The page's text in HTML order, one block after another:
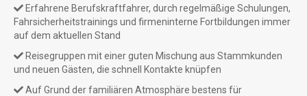
Erfahrene Berufskraftfahrer, durch regelmäßige Schulungen,
Fahrsicherheitstrainings und firmeninterne Fortbildungen immer
auf dem aktuellen Stand
Reisegruppen mit einer guten Mischung aus Stammkunden
und neuen Gästen, die schnell Kontakte knüpfen
Auf Grund der familiären Atmosphäre bestens für